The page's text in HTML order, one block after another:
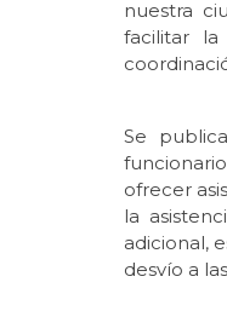
nuestra
facilitar
Se
ofrecer
la
adicional,
desvío a